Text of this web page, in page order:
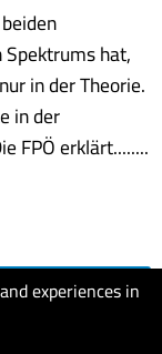
experiences in
hat,
in der Theorie.
in der
FPÖ erklärt........